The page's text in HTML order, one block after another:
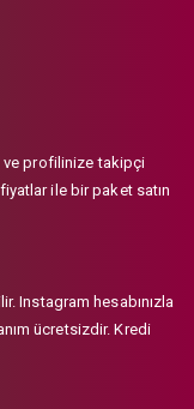
ve profilinize takipçi
ile bir paket satın
Instagram hesabınızla
ücretsizdir. Kredi